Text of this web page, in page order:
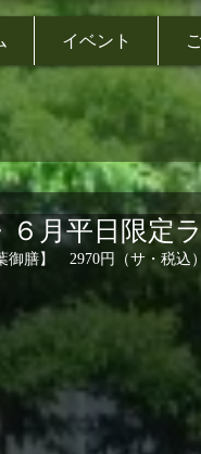
イベント
６月平日限定
御膳】　2970円（サ・税込）